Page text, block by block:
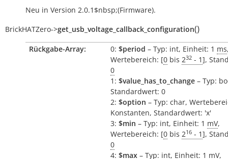
Neu in Version 2.0.1$nbsp;(Firmware).
BrickHATZero->get_usb_voltage_callback_configuration()
Rückgabe-Array: 0: $period – Typ: int, Einheit: 1 ms
Wertebereich: [0 bis 232 - 1],
0
1: $value_has_to_change – Typ:
Standardwert: 0
2: $option – Typ: char,
Konstanten, Standardwert: 'x'
3: $min – Typ: int, Einheit: 1 mV,
Wertebereich: [0 bis 216 - 1],
0
4: $max – Typ: int, Einheit: 1 mV,